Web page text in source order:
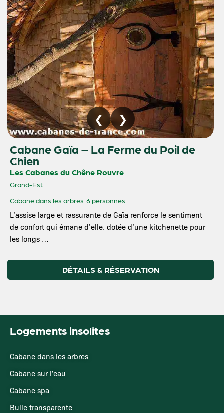
Cabane Gaïa – La Ferme du Poil de
Chien
Les Cabanes du Chêne Rouvre
Grand-Est
Cabane dans les arbres 6 personnes
L’assise large et rassurante de Gaïa renforce le sentiment
de confort qui émane d’elle. dotée d’une kitchenette pour
les longs …
DÉTAILS & RÉSERVATION
Logements insolites
Cabane dans les arbres
Cabane sur l'eau
Cabane spa
Bulle transparente